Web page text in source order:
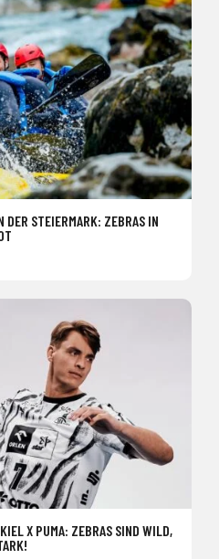
DER STEIERMARK: ZEBRAS IN
X PUMA: ZEBRAS SIND WILD,